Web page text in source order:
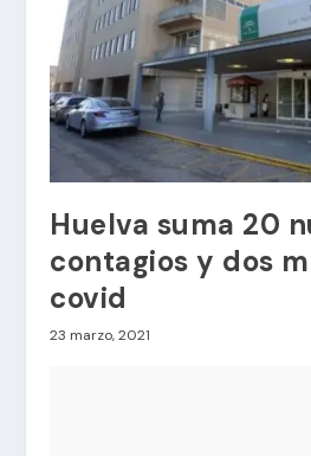
Huelva suma 20
contagios y dos
covid
23 marzo, 2021